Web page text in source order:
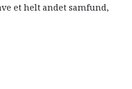
et helt andet samfund,